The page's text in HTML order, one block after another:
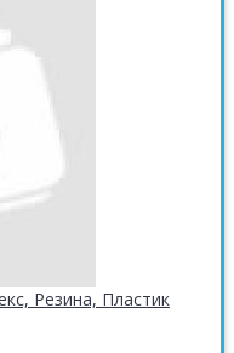
Резина, Пластик